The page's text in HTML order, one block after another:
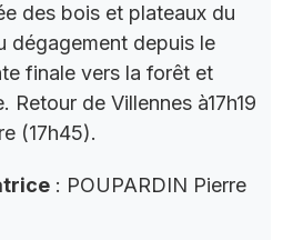
des bois et plateaux du
dégagement depuis le
finale vers la forêt et
Retour de Villennes à17h19
(17h45).
: POUPARDIN Pierre